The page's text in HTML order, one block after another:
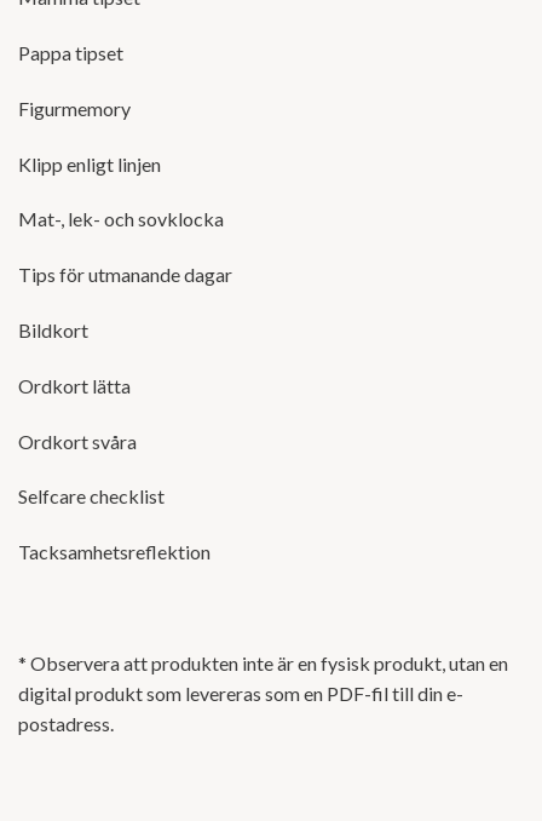
Pappa tipset
Figurmemory
Klipp enligt linjen
Mat-, lek- och sovklocka
Tips för utmanande dagar
Bildkort
Ordkort lätta
Ordkort svåra
Selfcare checklist
Tacksamhetsreflektion
* Observera att produkten inte är en fysisk produkt, utan en
digital produkt som levereras som en PDF-fil till din e-
postadress.